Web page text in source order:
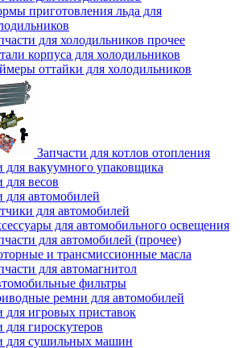
приготовления льда для
для холодильников прочее
корпуса для холодильников
оттайки для холодильников
Запчасти для котлов отопления
для вакуумного упаковщика
для весов
для автомобилей
для автомобилей
для автомобильного освещения
для автомобилей (прочее)
и трансмиссионные масла
для автомагнитол
фильтры
ремни для автомобилей
для игровых приставок
для гироскутеров
для сушильных машин